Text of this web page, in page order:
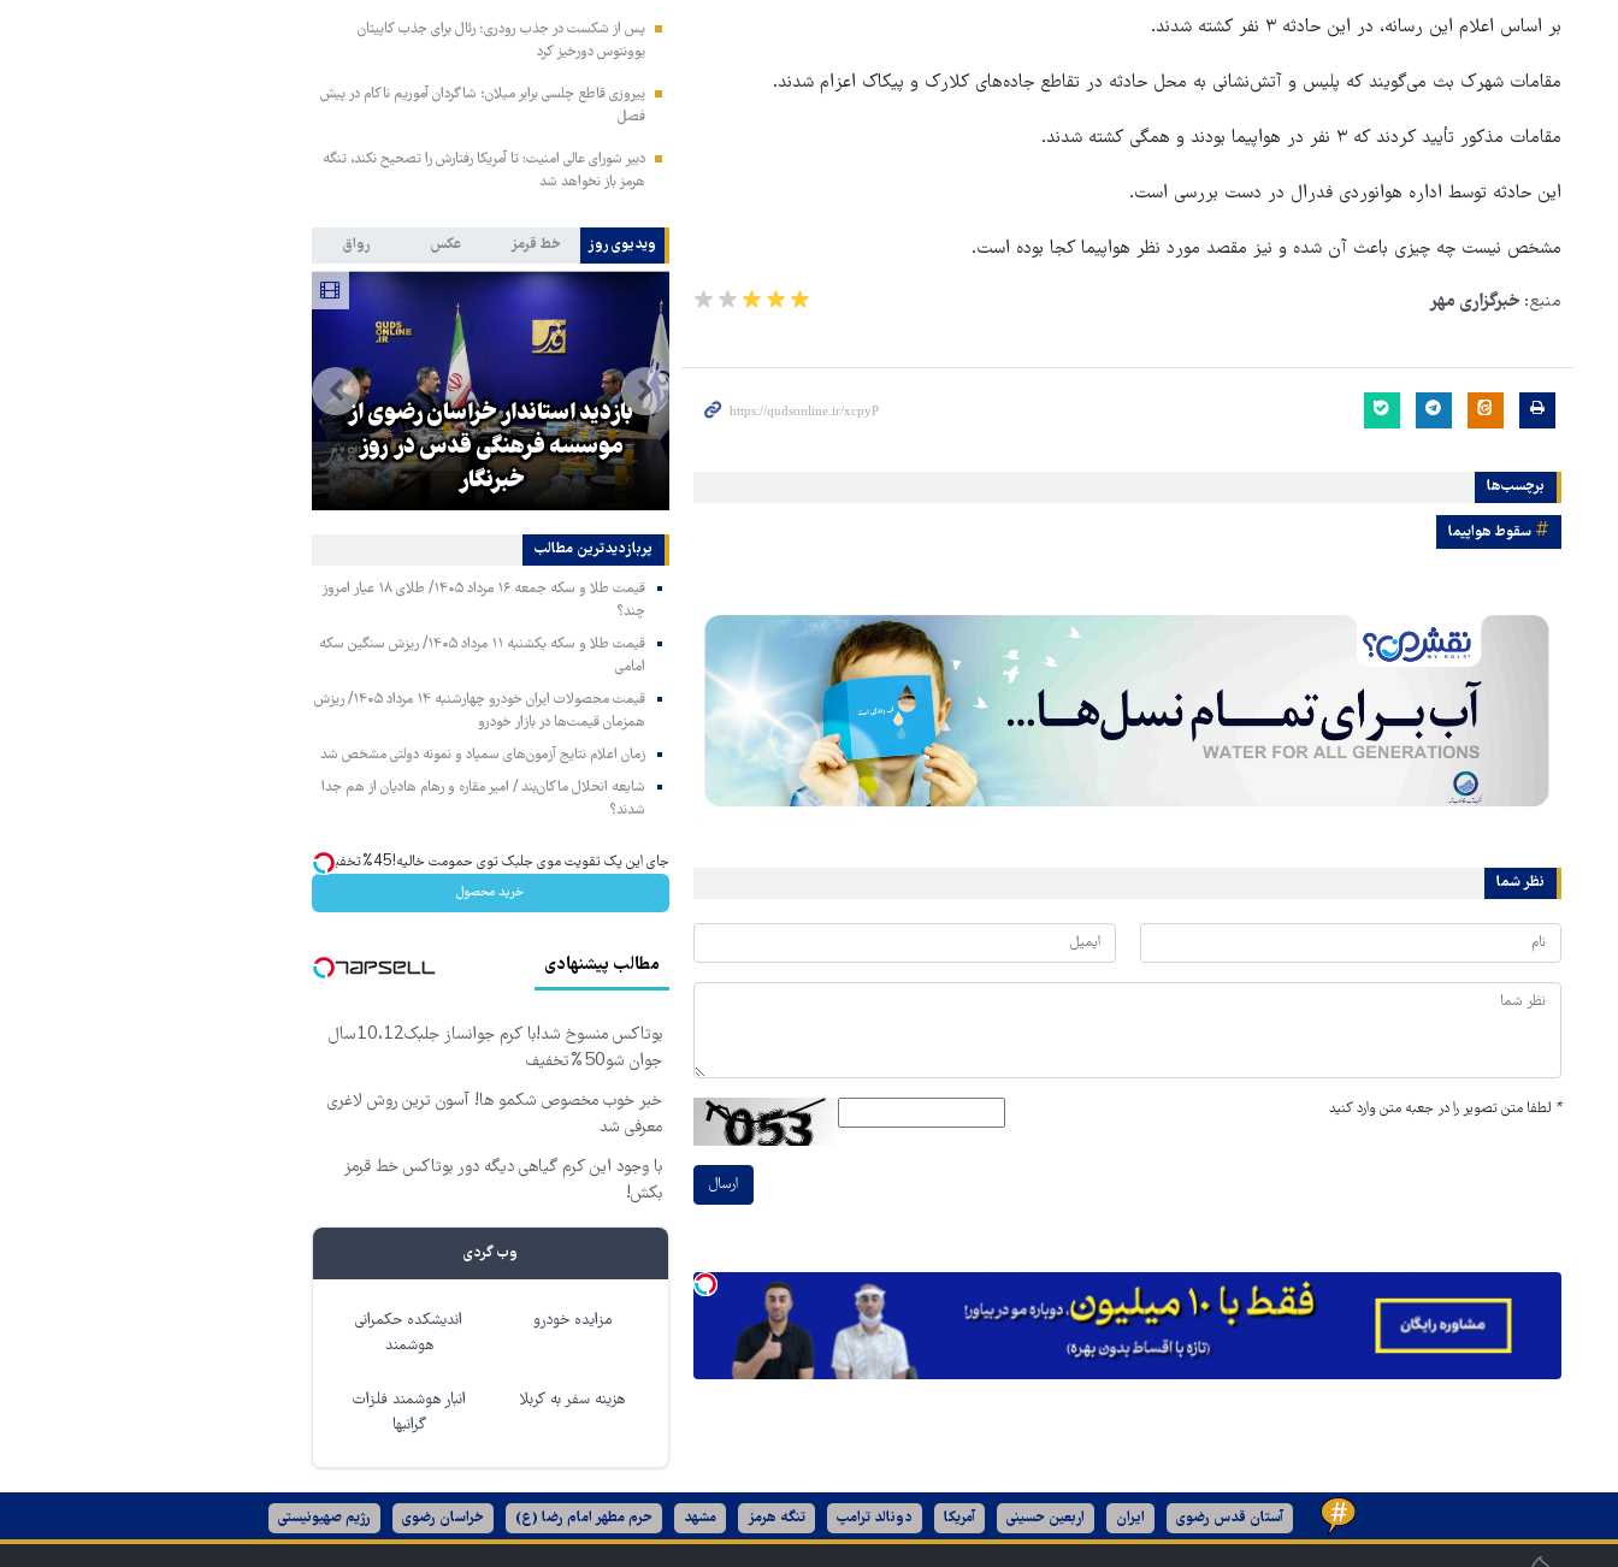
بر اساس اعلام این رسانه، در این حادثه ۳ نفر کشته شدند.
مقامات شهرک بث می‌گویند که پلیس و آتش‌نشانی به محل حادثه در تقاطع جاده‌های کلارک و پیکاک اعزام شدند.
مقامات مذکور تأیید کردند که ۳ نفر در هواپیما بودند و همگی کشته شدند.
این حادثه توسط اداره هوانوردی فدرال در دست بررسی است.
مشخص نیست چه چیزی باعث آن شده و نیز مقصد مورد نظر هواپیما کجا بوده است.
منبع: خبرگزاری مهر
برچسب‌ها
سقوط هواپیما
نظر شما
* لطفا متن تصویر را در جعبه متن وارد کنید
ارسال
پس از شکست در جذب رودری؛ رئال برای جذب کاپیتان
یوونتوس دورخیز کرد
پیروزی قاطع چلسی برابر میلان؛ شاگردان آموریم ناکام در پیش
فصل
دبیر شورای عالی امنیت: تا آمریکا رفتارش را تصحیح نکند، تنگه
هرمز باز نخواهد شد
ویدیوی روز خط قرمز عکس رواق
بازدید استاندار خراسان رضوی از
موسسه فرهنگی قدس در روز
خبرنگار
پربازدیدترین‌ مطالب
قیمت طلا و سکه جمعه ۱۶ مرداد ۱۴۰۵/ طلای ۱۸ عیار امروز
چند؟
قیمت طلا و سکه یکشنبه ۱۱ مرداد ۱۴۰۵/ ریزش سنگین سکه
امامی
قیمت محصولات ایران خودرو چهارشنبه ۱۴ مرداد ۱۴۰۵/ ریزش
همزمان قیمت‌ها در بازار خودرو
زمان اعلام نتایج آزمون‌های سمپاد و نمونه دولتی مشخص شد
شایعه انحلال ماکان‌بند / امیر مقاره و رهام هادیان از هم جدا
شدند؟
جای این پک تقویت موی جلبک توی حمومت خالیه!45%تخفیف
خرید محصول
مطالب پیشنهادی
بوتاکس منسوخ شد!با کرم جوانساز جلبک10،12سال
جوان شو50%تخفیف
خبر خوب مخصوص شکمو ها! آسون ترین روش لاغری
معرفی شد
با وجود این کرم گیاهی دیگه دور بوتاکس خط قرمز
بکش!
وب گردی
مزایده خودرو
اندیشکده حکمرانی
هوشمند
هزینه سفر به کربلا
انبار هوشمند فلزات
گرانبها
آستان قدس رضوی ایران اربعین حسینی آمریکا دونالد ترامپ تنگه هرمز مشهد حرم مطهر امام رضا (ع) خراسان رضوی رژیم صهیونیستی